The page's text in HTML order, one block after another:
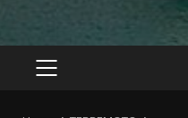
PRIMARY